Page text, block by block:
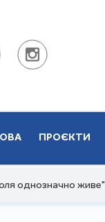
ПРОЄКТИ
однозначно живе"